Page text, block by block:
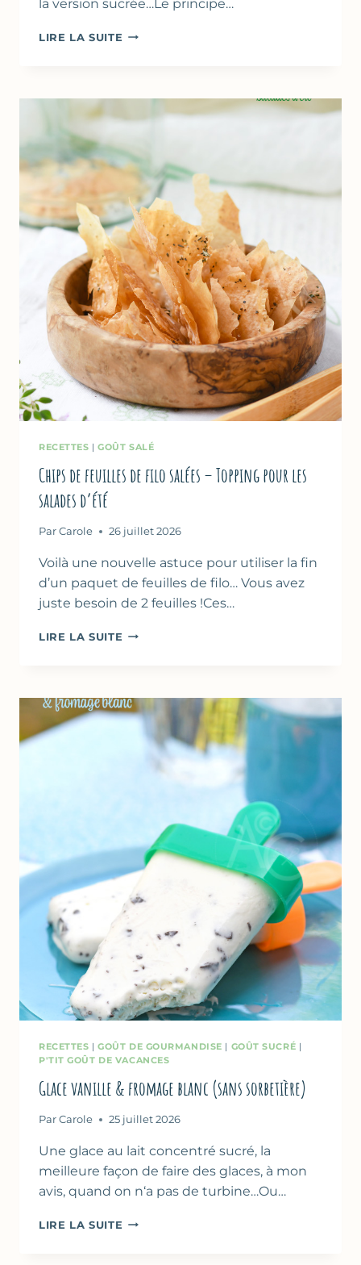
la version sucrée…Le principe…
LIRE LA SUITE CHIPS
FILO
SUCRÉES
TOPPING
CROUSTILLANT
RECETTES |GOÛT SALÉ
Chips de feuilles de filo salées – Topping pour les
salades d’été
Par Carole 26 juillet 2026
Voilà une nouvelle astuce pour utiliser la fin
d’un paquet de feuilles de filo… Vous avez
juste besoin de 2 feuilles !Ces…
LIRE LA SUITE CHIPS
FILO
SALÉES
TOPPING
RECETTES |GOÛT DE GOURMANDISE | GOÛT SUCRÉ |
P'TIT GOÛT DE VACANCES
Glace vanille & fromage blanc (sans sorbetière)
Par Carole 25 juillet 2026
Une glace au lait concentré sucré, la
meilleure façon de faire des glaces, à mon
avis, quand on n‘a pas de turbine…Ou…
LIRE LA SUITE GLACE